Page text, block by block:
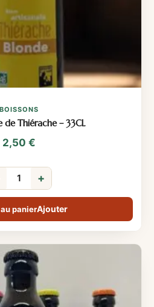
BOISSONS
de Thiérache – 33CL
2,50 €
+
panier